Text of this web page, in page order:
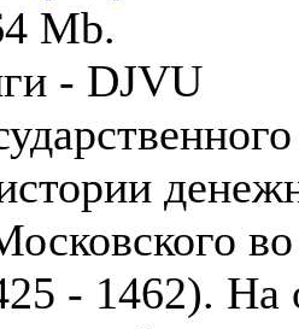
Mb.
- DJVU
- 1462). На